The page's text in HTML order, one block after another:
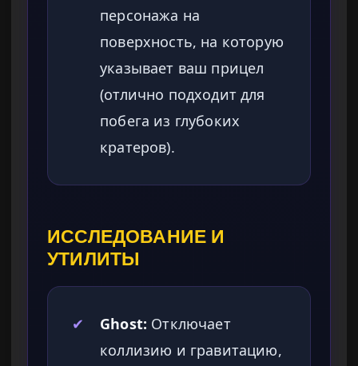
персонажа на
поверхность, на которую
указывает ваш прицел
(отлично подходит для
побега из глубоких
кратеров).
ИССЛЕДОВАНИЕ И
УТИЛИТЫ
✔ Ghost: Отключает
коллизию и гравитацию,